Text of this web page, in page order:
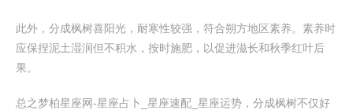
此外，分成枫树喜阳光，耐寒性较强，符合朔方地区素养。素养时
应保捏泥土湿润但不积水，按时施肥，以促进滋长和秋季红叶后
果。
总之梦柏星座网-星座占卜_星座速配_星座运势，分成枫树不仅好